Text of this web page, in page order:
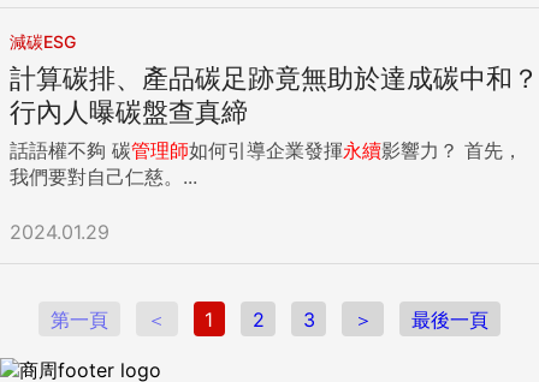
減碳ESG
計算碳排、產品碳足跡竟無助於達成碳中和？
行內人曝碳盤查真締
話語權不夠 碳管理師如何引導企業發揮永續影響力？ 首先，
我們要對自己仁慈。...
2024.01.29
第一頁 ＜ 1 2 3 ＞ 最後一頁